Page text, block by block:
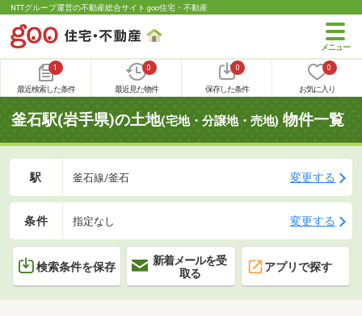
NTTグループ運営の不動産総合サイト goo住宅・不動産
1
最近検索した条件
0
最近見た物件
0
保存した条件
0
お気に入り
釜石駅(岩手県)の土地(宅地・分譲地・売地) 物件一覧
駅 釜石線/釜石 変更する
条件 指定なし 変更する
検索条件を保存
新着メールを受
取る
アプリで探す